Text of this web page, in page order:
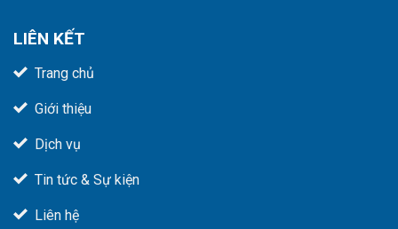
LIÊN KẾT
Trang chủ
Giới thiệu
Dịch vụ
Tin tức & Sự kiện
Liên hệ